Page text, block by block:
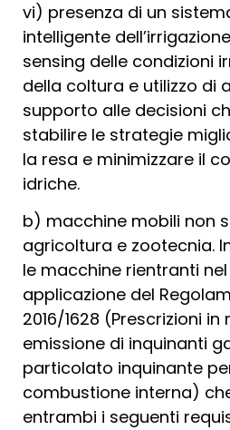
vi) presenza di un
intelligente
sensing delle condizioni
della coltura e utilizzo di
supporto alle decisioni
stabilire le strategie
la resa e minimizzare il
idriche.
b) macchine mobili non
agricoltura e zootecnia.
le macchine rientranti
applicazione del
2016/1628 (Prescrizioni
emissione di inquinanti
particolato inquinante
combustione interna)
entrambi i seguenti